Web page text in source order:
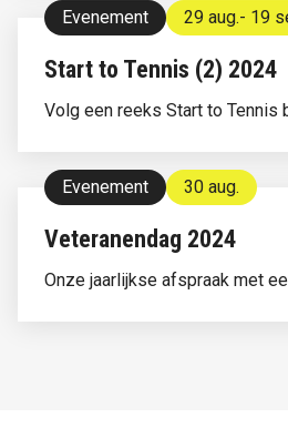
Evenement 29 aug.- 19
Start to Tennis (2) 2024
Volg een reeks Start to Tennis
Evenement 30 aug.
Veteranendag 2024
Onze jaarlijkse afspraak met